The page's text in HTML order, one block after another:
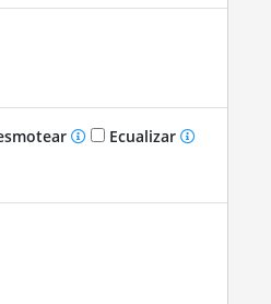
Ecualizar